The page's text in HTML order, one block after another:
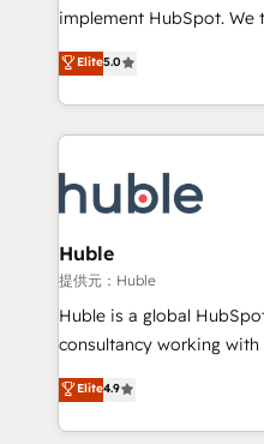
Netsuite 🤖 Google or
the rare Advanced
Accreditation, securely sync
new HubSpot portal with
CRM Migrations using
implement HubSpot. We teach your team how to
master it. As the creators of the Endless Customers
System™ (the next
Answer), we’re the only
entirely around coaching
skills, processes, and
attract the right buyers,
without outside dependencies. You’ll learn
Set up, audit, and
Get your sales team fully
pipeline and revenue
growth • Create content
buyers • Use AI to scale smarter Our
Elite5.0
Huble
提供元：Huble
Huble is a global
consultancy working
businesses. We go beyond implementation, shaping
the strategy, processes,
HubSpot into a genuine
Elite4.9